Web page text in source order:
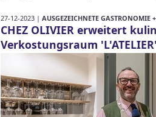
27-12-2023 | AUSGEZEICHNETE GASTRONOMIE
CHEZ OLIVIER erweitert
Verkostungsraum 'L'ATELIER'